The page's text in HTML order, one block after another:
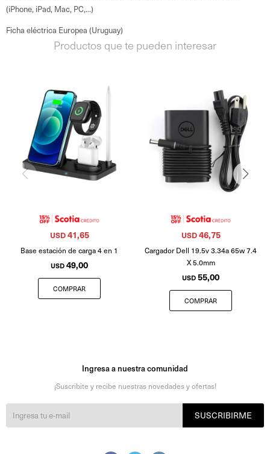
(iPhone, iPad, Mac, PC,...)
Ficha eléctrica Europea (Uruguay)
Productos que te pueden interesar
Base estación de carga 4 en 1
USD49,00
USD41,65
Cargador Dell 19.5v 3.34a 65w 7.4
X 5.0mm
USD55,00
USD46,75
Ingresa a nuestra comunidad
¡Suscribite y recibe nuestras novedades y ofertas!
SUSCRIBIRME